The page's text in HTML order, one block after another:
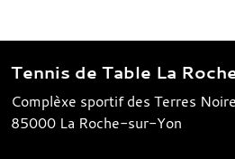
Tennis de Table La
Complèxe sportif des Terres
85000 La Roche-sur-Yon